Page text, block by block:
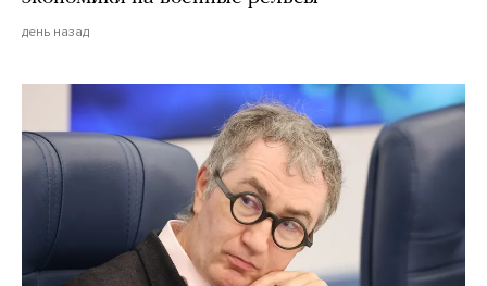
день назад